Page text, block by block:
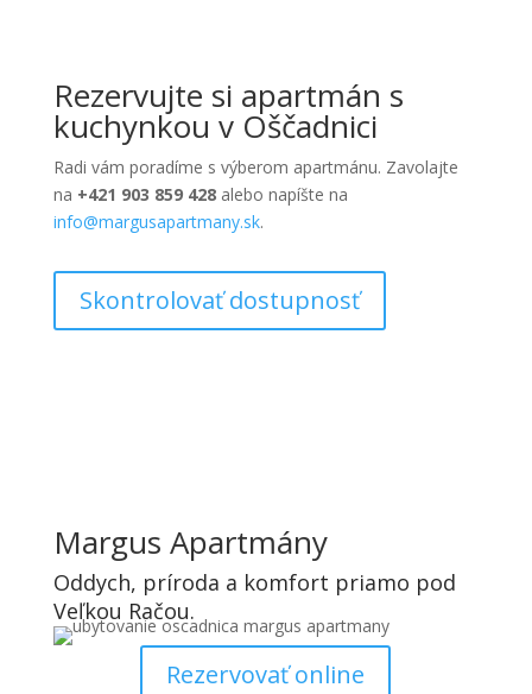
Rezervujte si apartmán s
kuchynkou v Oščadnici
Radi vám poradíme s výberom apartmánu. Zavolajte
na +421 903 859 428alebo napíšte na
info@margusapartmany.sk.
Skontrolovať dostupnosť
Margus Apartmány
Oddych, príroda a komfort priamo pod
Veľkou Račou.
Rezervovať online